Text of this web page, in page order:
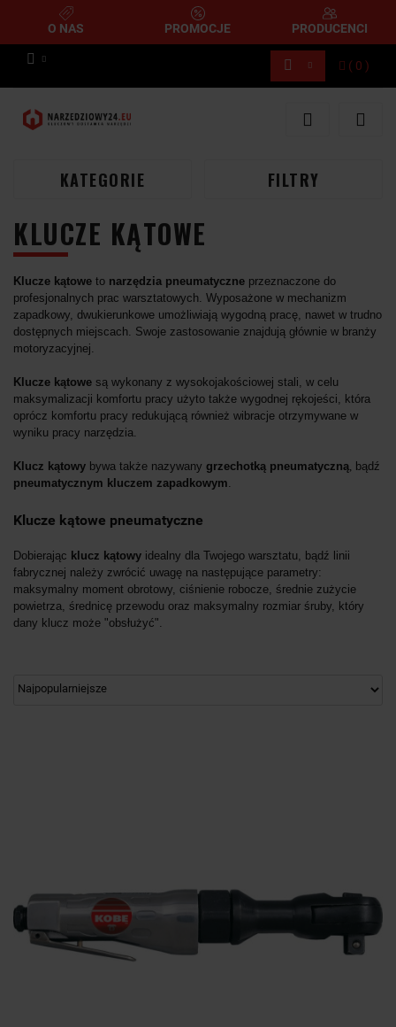
O NAS PROMOCJE PRODUCENCI
( 0 )
KATEGORIE FILTRY
KLUCZE KĄTOWE
Klucze kątowe to narzędzia pneumatyczne przeznaczone do
profesjonalnych prac warsztatowych. Wyposażone w mechanizm
zapadkowy, dwukierunkowe umożliwiają wygodną pracę, nawet w trudno
dostępnych miejscach. Swoje zastosowanie znajdują głównie w branży
motoryzacyjnej.
Klucze kątowe są wykonany z wysokojakościowej stali, w celu
maksymalizacji komfortu pracy użyto także wygodnej rękojeści, która
oprócz komfortu pracy redukującą również wibracje otrzymywane w
wyniku pracy narzędzia.
Klucz kątowy bywa także nazywany grzechotką pneumatyczną bądź
pneumatycznym kluczem zapadkowym
Klucze kątowe pneumatyczne
Dobierając klucz kątowy idealny dla Twojego warsztatu, bądź linii
fabrycznej należy zwrócić uwagę na następujące parametry:
maksymalny moment obrotowy, ciśnienie robocze, średnie zużycie
powietrza, średnicę przewodu oraz maksymalny rozmiar śruby, który
dany klucz może "obsłużyć".